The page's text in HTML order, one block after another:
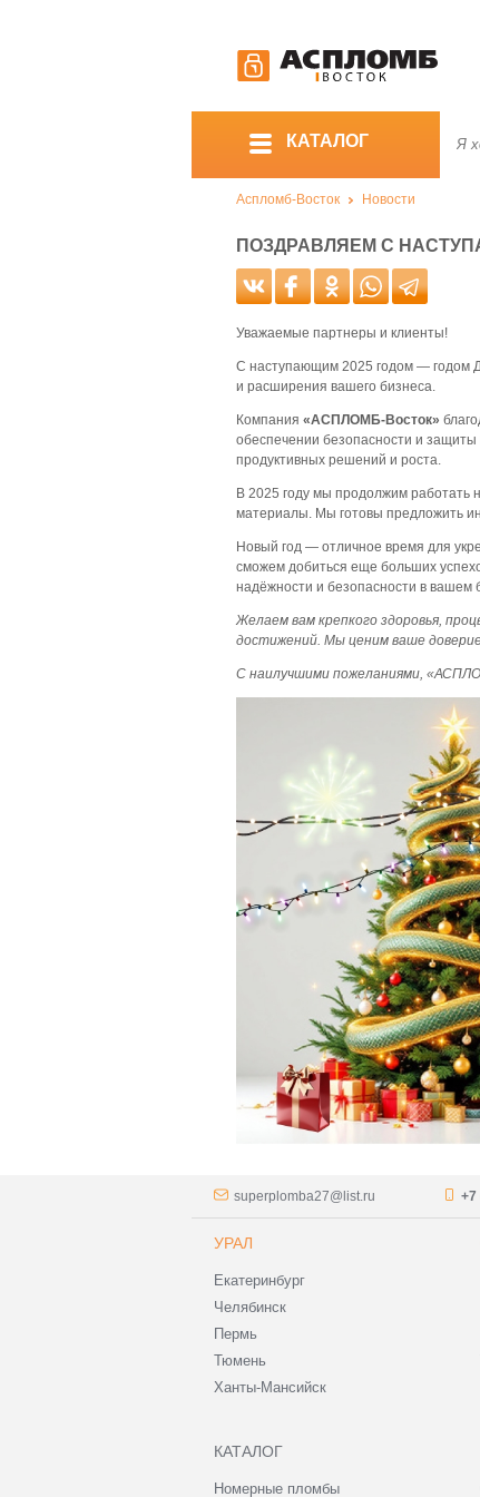
КАТАЛОГ
Аспломб-Восток Новости
ПОЗДРАВЛЯЕМ С
Уважаемые партнеры и клиенты!
С наступающим 2025 годом — годом
и расширения вашего бизнеса.
Компания «АСПЛОМБ-Восток»
обеспечении безопасности и
продуктивных решений и роста.
В 2025 году мы продолжим работать
материалы. Мы готовы предложить
Новый год — отличное время для
сможем добиться еще больших
надёжности и безопасности в вашем
Желаем вам крепкого здоровья,
достижений. Мы ценим ваше
С наилучшими пожеланиями,
superplomba27@list.ru +7
УРАЛ
Екатеринбург
Челябинск
Пермь
Тюмень
Ханты-Мансийск
КАТАЛОГ
Номерные пломбы